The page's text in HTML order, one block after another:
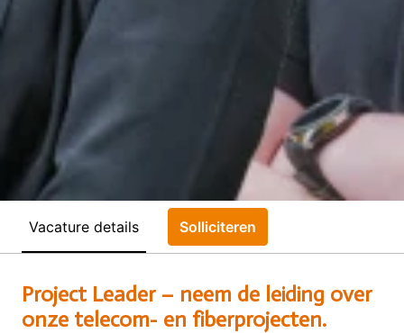
Vacature details Solliciteren
Project Leader – neem de leiding over
onze telecom- en fiberprojecten.